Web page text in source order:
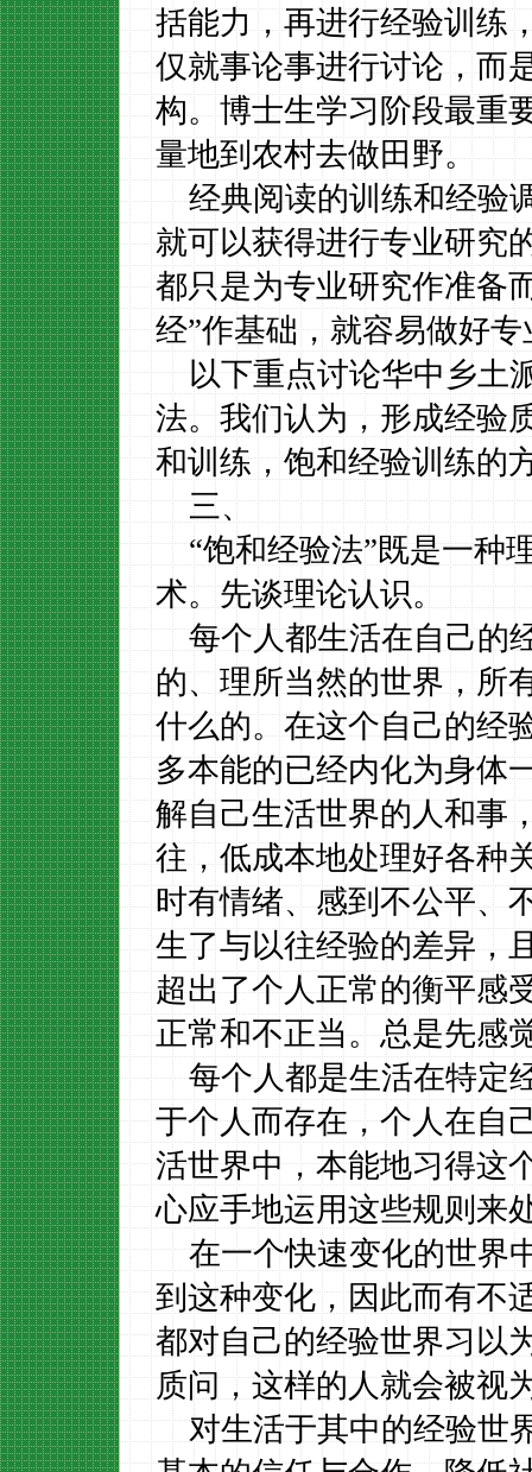
括能力，再进行经验训练
仅就事论事进行讨论，而
构。博士生学习阶段最重
量地到农村去做田野。
经典阅读的训练和经验
就可以获得进行专业研究
都只是为专业研究作准备
经”作基础，就容易做好
以下重点讨论华中乡土
法。我们认为，形成经验
和训练，饱和经验训练的
三、
“饱和经验法”既是一种
术。先谈理论认识。
每个人都生活在自己的
的、理所当然的世界，所
什么的。在这个自己的经
多本能的已经内化为身体
解自己生活世界的人和事
往，低成本地处理好各种
时有情绪、感到不公平、
生了与以往经验的差异，
超出了个人正常的衡平感
正常和不正当。总是先感
每个人都是生活在特定
于个人而存在，个人在自
活世界中，本能地习得这
心应手地运用这些规则来
在一个快速变化的世界
到这种变化，因此而有不
都对自己的经验世界习以
质问，这样的人就会被视
对生活于其中的经验世